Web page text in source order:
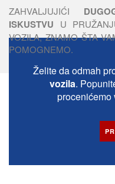
ZAHVALJUJIĆI
ISKUSTVU U
VOZILA, ZNAMO ŠTA
POMOGNEMO.
Želite da odmah
vozila.
procenićemo